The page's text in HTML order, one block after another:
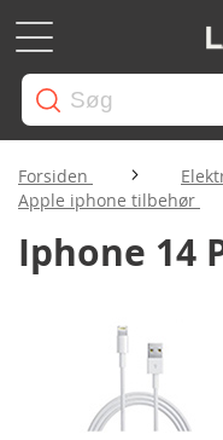
Forsiden
Apple iphone tilbehør
Iphone 14